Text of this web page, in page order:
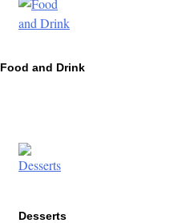
Food and Drink
Desserts